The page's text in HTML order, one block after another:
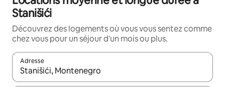
Stanišići
Découvrez des logements où vous vous sentez comme
chez vous pour un séjour d'un mois ou plus.
Adresse
Lorsque les résultats s'affichent, utilisez les flèches vers le